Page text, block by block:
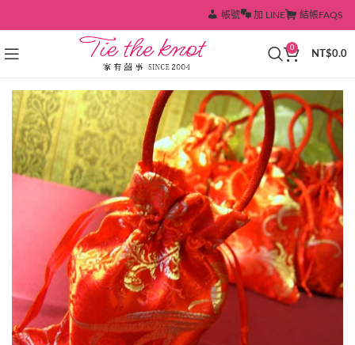
帳號 加 LINE 結帳FAQS
0
NT$0.0